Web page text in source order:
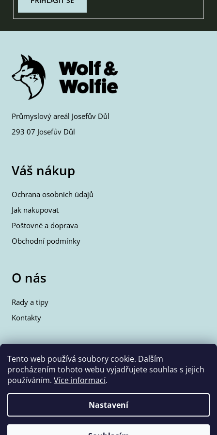
Tento web používá soubory cookie. Dalším
procházením tohoto webu vyjadřujete souhlas s jejich
používáním. Více informací.
Nastavení
Průmyslový areál Josefův Důl
293 07 Josefův Důl
Váš nákup
Ochrana osobních údajů
Jak nakupovat
Poštovné a doprava
Obchodní podmínky
O nás
Rady a tipy
Kontakty
Kontakty
info@wolfie.cz
+420 777 350 662
Vytvořil Shoptet
Wolf & Wolfie . Všechna práva vyhrazena.